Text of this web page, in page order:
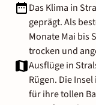
Das Klima in
geprägt. Als
Monate Mai bis
trocken und
Ausflüge in
Rügen. Die
für ihre tollen